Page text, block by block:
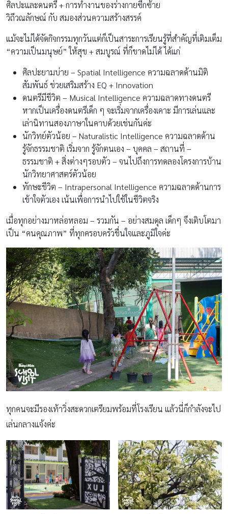
ศิลปะและดนตรี + การทำงานของร่างกายซีกซ้าย
วิถีวณลักษณ์ กับ สมองส่วนความสร้างสรรค์
แม้จะไม่ได้จัดกิจกรรมทุกวันแต่ก็เป็นสาระการเรียนรู้ที่สำคัญที่เติมเต็ม
“ความเป็นมนุษย์” ให้สุข + สมบูรณ์ ที่ก็ขาดไม่ได้ ได้แก่
ศิลปะยามบ่าย – Spatial Intelligence ความฉลาดด้านมิติ
สัมพันธ์ ช่วยเสริมสร้าง EQ + Innovation
ดนตรีมีชีวิต – Musical Intelligence ความฉลาดทางดนตรี
หากเป็นเครื่องดนตรีเด็ก ๆ จะเริ่มจากเครื่องเคาะ มีการเล่นและ
เล่านิทานสองภาษาในคาบด้วยเช่นกันค่ะ
นักวิทย์ตัวน้อย – Naturalistic Intelligence ความฉลาดด้าน
รู้จักธรรมชาติ เริ่มจาก รู้จักตนเอง – บุคคล – สถานที่ –
ธรรมชาติ + สิ่งต่างๆรอบตัว – จนไปถึงการทดลองโครงการบ้าน
นักวิทยาศาสตร์ตัวน้อย
ทักษะชีวิต – Intrapersonal Intelligence ความฉลาดด้านการ
เข้าใจตัวเอง เน้นเพื่อการนำไปใช้ในชีวิตจริง
เมื่อทุกอย่างมาหล่อหลอม – รวมกัน – อย่างสมดุล เด็กๆ จึงเติบโตมา
เป็น “คนคุณภาพ” ที่ทุกครอบครัวชื่นใจและภูมิใจค่ะ
ทุกคนจะมีรองเท้าวิ่งสะดวกเตรียมพร้อมที่โรงเรียน แล้วนี่ก็กำลังจะไป
เล่นกลางแจ้งค่ะ